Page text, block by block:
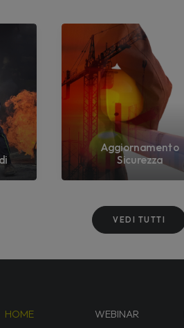
Aggiornamento
Sicurezza
VEDI TUTTI
HOME WEBINAR